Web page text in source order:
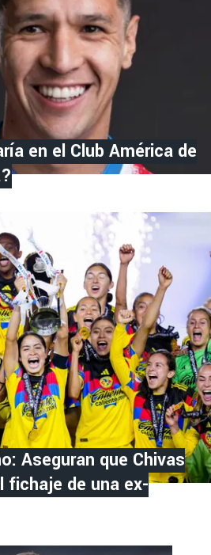
en el Club América de
Aseguran que Chivas
fichaje de una ex-